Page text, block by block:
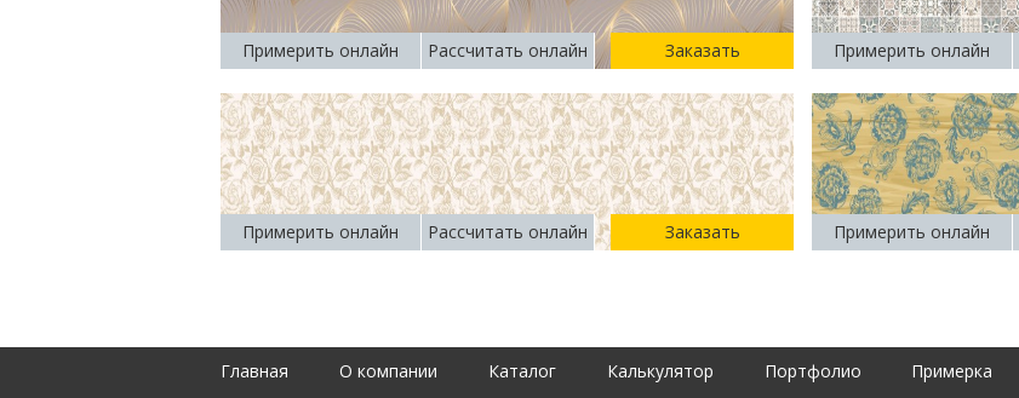
Примерить онлайн Рассчитать онлайн Заказать Примерить онлайн
Примерить онлайн Рассчитать онлайн Заказать Примерить онлайн
Главная О компании Каталог Калькулятор Портфолио Примерка